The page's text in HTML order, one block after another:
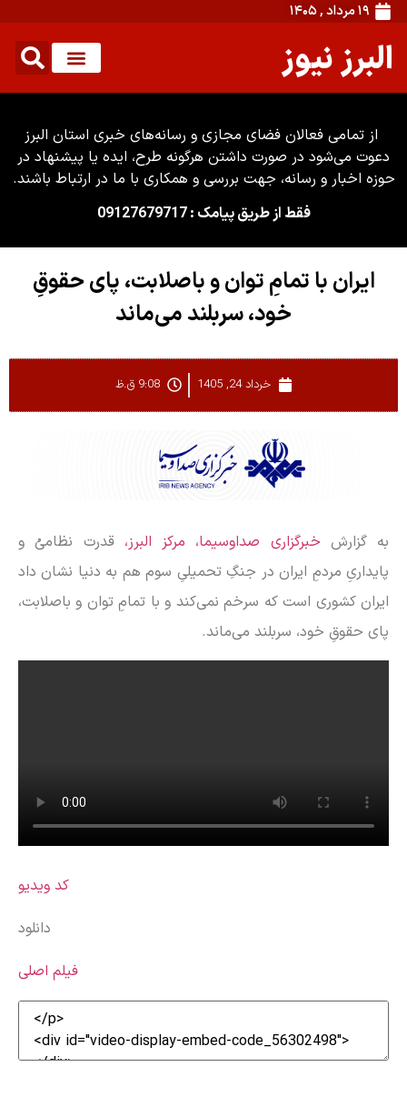
۱۹ مرداد , ۱۴۰۵
البرز نیوز
از تمامی فعالان فضای مجازی و رسانه‌های خبری استان البرز
دعوت می‌شود در صورت داشتن هرگونه طرح، ایده یا پیشنهاد در
حوزه اخبار و رسانه، جهت بررسی و همکاری با ما در ارتباط باشند.
فقط از طریق پیامک : 09127679717
ایران با تمامِ توان و باصلابت، پای حقوقِ
خود، سربلند می‌ماند
خرداد 24, 1405 9:08 ق.ظ
به گزارش خبرگزاری صداوسیما، مرکز البرز، قدرت نظامیُ و
پایداریِ مردمِ ایران در جنگِ تحمیلیِ سوم هم به دنیا نشان داد
ایران کشوری است که سرخم نمی‌کند و با تمامِ توان و باصلابت،
پای حقوقِ خود، سربلند می‌ماند.
کد ویدیو
دانلود
فیلم اصلی